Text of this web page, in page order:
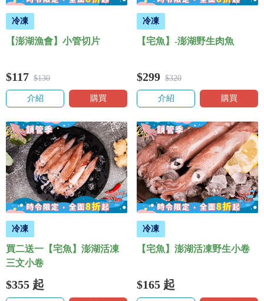
冷凍
【澎湖漁會】小管切片
$117 $130
介紹 購買
冷凍
【宅魚】-澎湖野生肉魚
$299 $320
介紹 購買
冷凍
買二送一【宅魚】澎湖活凍
三文小卷
$355 起
冷凍
【宅魚】澎湖活凍野生小卷
$165 起